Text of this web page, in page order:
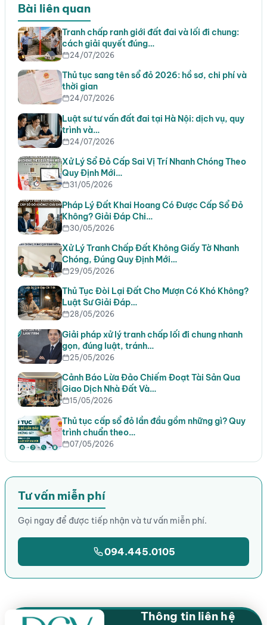
Bài liên quan
Tranh chấp ranh giới đất đai và lối đi chung:
cách giải quyết đúng…
24/07/2026
Thủ tục sang tên sổ đỏ 2026: hồ sơ, chi phí và
thời gian
24/07/2026
Luật sư tư vấn đất đai tại Hà Nội: dịch vụ, quy
trình và…
24/07/2026
Xử Lý Sổ Đỏ Cấp Sai Vị Trí Nhanh Chóng Theo
Quy Định Mới…
31/05/2026
Pháp Lý Đất Khai Hoang Có Được Cấp Sổ Đỏ
Không? Giải Đáp Chi…
30/05/2026
Xử Lý Tranh Chấp Đất Không Giấy Tờ Nhanh
Chóng, Đúng Quy Định Mới…
29/05/2026
Thủ Tục Đòi Lại Đất Cho Mượn Có Khó Không?
Luật Sư Giải Đáp…
28/05/2026
Giải pháp xử lý tranh chấp lối đi chung nhanh
gọn, đúng luật, tránh…
25/05/2026
Cảnh Báo Lừa Đảo Chiếm Đoạt Tài Sản Qua
Giao Dịch Nhà Đất Và…
15/05/2026
Thủ tục cấp sổ đỏ lần đầu gồm những gì? Quy
trình chuẩn theo…
07/05/2026
Tư vấn miễn phí
Gọi ngay để được tiếp nhận và tư vấn miễn phí.
094.445.0105
Thông tin liên hệ